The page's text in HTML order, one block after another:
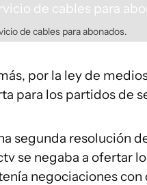
de cables para abonados.
por la ley de
para los partidos de
segunda resolución
se negaba a ofertar
negociaciones